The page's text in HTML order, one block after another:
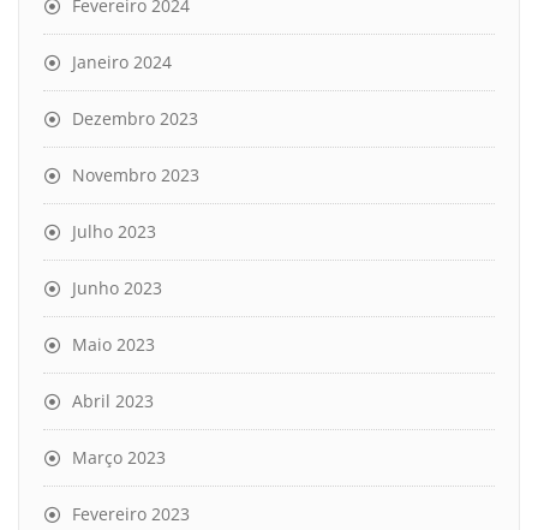
Fevereiro 2024
Janeiro 2024
Dezembro 2023
Novembro 2023
Julho 2023
Junho 2023
Maio 2023
Abril 2023
Março 2023
Fevereiro 2023